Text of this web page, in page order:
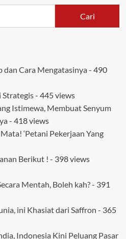
dan Cara Mengatasinya - 490
Strategis- 445 views
Istimewa, Membuat Senyum
- 418 views
‘Petani Pekerjaan Yang
Berikut ! - 398 views
Mentah, Boleh kah?- 391
ini Khasiat dari Saffron - 365
Indonesia Kini Peluang Pasar